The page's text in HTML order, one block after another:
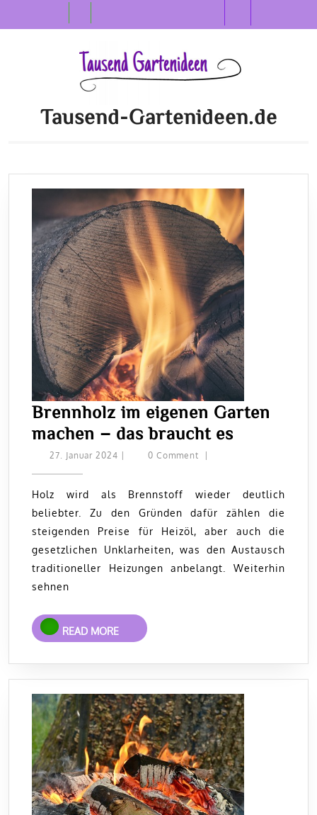
Open
Button
Tausend-Gartenideen.de
Brennholz im eigenen Garten
machen – das braucht es
Garten
machen
–
das
27. Januar 2024 27.
0 Comment
Holz wird als Brennstoff wieder deutlich
beliebter. Zu den Gründen dafür zählen die
steigenden Preise für Heizöl, aber auch die
gesetzlichen Unklarheiten, was den Austausch
traditioneller Heizungen anbelangt. Weiterhin
sehnen
READ MORE
READ
MORE